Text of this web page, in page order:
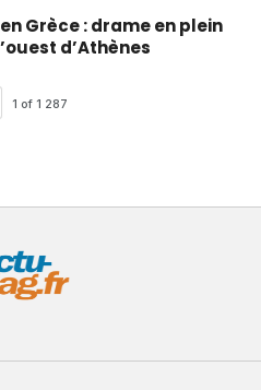
Grèce : drame en plein
d’Athènes
1 of 1 287